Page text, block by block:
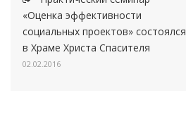
«Оценка эффективности
социальных проектов» состоялся
в Храме Христа Спасителя
02.02.2016